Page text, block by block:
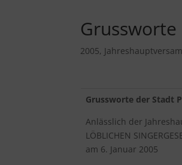
2005,
Grussworte der Stadt
Anlässlich der
LÖBLICHEN
am 6. Januar 2005